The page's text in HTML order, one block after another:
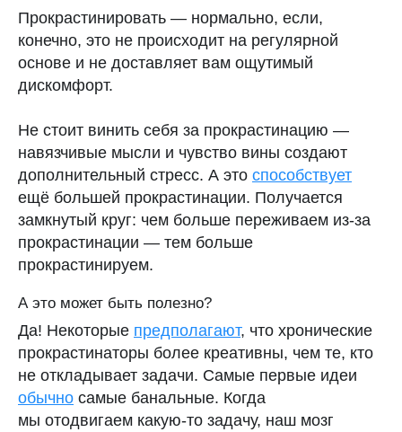
Прокрастинировать — нормально, если,
конечно, это не происходит на регулярной
основе и не доставляет вам ощутимый
дискомфорт.
Не стоит винить себя за прокрастинацию —
навязчивые мысли и чувство вины создают
дополнительный стресс. А это способствует
ещё большей прокрастинации. Получается
замкнутый круг: чем больше переживаем из-за
прокрастинации — тем больше
прокрастинируем.
А это может быть полезно?
Да! Некоторые предполагают, что хронические
прокрастинаторы более креативны, чем те, кто
не откладывает задачи. Самые первые идеи
обычно самые банальные. Когда
мы отодвигаем какую-то задачу, наш мозг